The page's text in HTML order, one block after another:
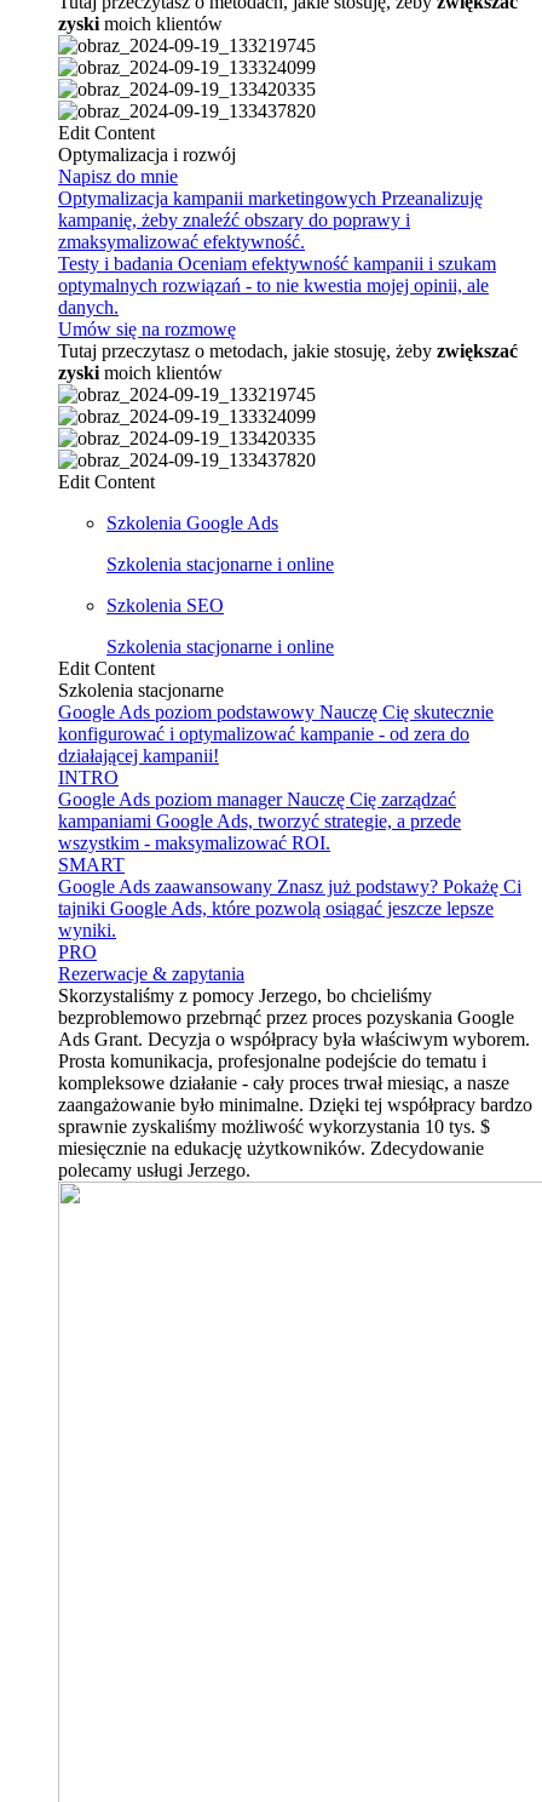
zyski moich klientów
Edit Content
Optymalizacja i rozwój
Napisz do mnie
Optymalizacja kampanii marketingowych Przeanalizuję
kampanię, żeby znaleźć obszary do poprawy i
zmaksymalizować efektywność.
Testy i badania Oceniam efektywność kampanii i szukam
optymalnych rozwiązań - to nie kwestia mojej opinii, ale
danych.
Umów się na rozmowę
Tutaj przeczytasz o metodach, jakie stosuję, żeby zwiększać
zyski moich klientów
Edit Content
Szkolenia Google Ads
Szkolenia stacjonarne i online
Szkolenia SEO
Szkolenia stacjonarne i online
Edit Content
Szkolenia stacjonarne
Google Ads poziom podstawowy Nauczę Cię skutecznie
konfigurować i optymalizować kampanie - od zera do
działającej kampanii!
INTRO
Google Ads poziom manager Nauczę Cię zarządzać
kampaniami Google Ads, tworzyć strategie, a przede
wszystkim - maksymalizować ROI.
SMART
Google Ads zaawansowany Znasz już podstawy? Pokażę Ci
tajniki Google Ads, które pozwolą osiągać jeszcze lepsze
wyniki.
PRO
Rezerwacje & zapytania
Skorzystaliśmy z pomocy Jerzego, bo chcieliśmy
bezproblemowo przebrnąć przez proces pozyskania Google
Ads Grant. Decyzja o współpracy była właściwym wyborem.
Prosta komunikacja, profesjonalne podejście do tematu i
kompleksowe działanie - cały proces trwał miesiąc, a nasze
zaangażowanie było minimalne. Dzięki tej współpracy bardzo
sprawnie zyskaliśmy możliwość wykorzystania 10 tys. $
miesięcznie na edukację użytkowników. Zdecydowanie
polecamy usługi Jerzego.